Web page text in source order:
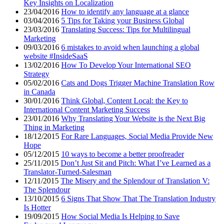
Key Insights on Localization
23/04/2016 How to identify any language at a glance
03/04/2016 5 Tips for Taking your Business Global
23/03/2016 Translating Success: Tips for Multilingual
Marketing
09/03/2016 6 mistakes to avoid when launching a global
website #InsideSaaS
13/02/2016 How To Develop Your International SEO
Strategy
05/02/2016 Cats and Dogs Trigger Machine Translation Row
in Canada
30/01/2016 Think Global, Content Local: the Key to
International Content Marketing Success
23/01/2016 Why Translating Your Website is the Next Big
Thing in Marketing
18/12/2015 For Rare Languages, Social Media Provide New
Hope
05/12/2015 10 ways to become a better proofreader
25/11/2015 Don’t Just Sit and Pitch: What I’ve Learned as a
Translator-Turned-Salesman
12/11/2015 The Misery and the Splendour of Translation V:
The Splendour
13/10/2015 6 Signs That Show That The Translation Industry
Is Hotter
19/09/2015 How Social Media Is Helping to Save